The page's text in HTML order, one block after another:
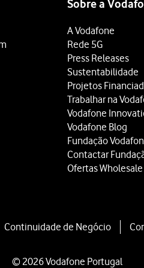
definições pretendidas e utilizar a
Sobre a
A Vodafone
Rede 5G
Press Releases
Sustentabilidade
Projetos
Trabalhar na
Vodafone
Vodafone Blog
Fundação
Contactar
Ofertas Wholesale
Continuidade de Negócio
© 2026 Vodafone Portugal